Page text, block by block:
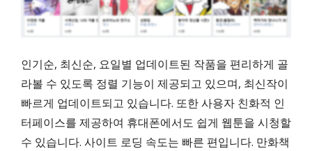
인기순, 최신순, 요일별 업데이트된 작품을 편리하게 골
라볼 수 있도록 정렬 기능이 제공되고 있으며, 최신작이
빠르게 업데이트되고 있습니다. 또한 사용자 친화적 인
터페이스를 제공하여 휴대폰에서도 쉽게 웹툰을 시청할
수 있습니다. 사이트 로딩 속도는 빠른 편입니다. 만화책